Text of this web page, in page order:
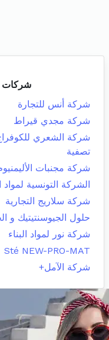
شركات
شركة أنس للتجارة
شركة مجدي قيراط
شركة الشعري
تصفية
شركة مجنبات
الشركة التونسية لمواد
شركة سلاريج التجارية
حلول الجيوسنتيتيك و
شركة نور لمواد البناء
Sté NEW-PRO-MAT
شركة الآمل+